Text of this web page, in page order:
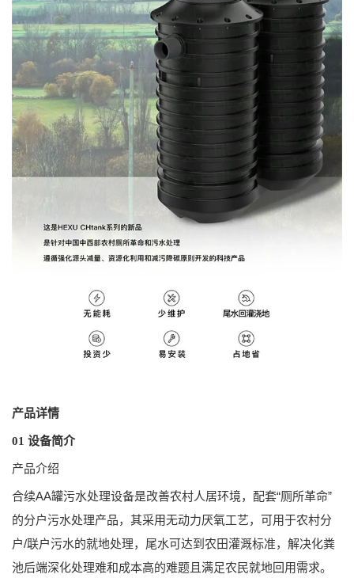
产品详情
01 设备简介
产品介绍
合续AA罐污水处理设备是改善农村人居环境，配套“厕所革命”
的分户污水处理产品，其采用无动力厌氧工艺，可用于农村分
户/联户污水的就地处理，尾水可达到农田灌溉标准，解决化粪
池后端深化处理难和成本高的难题且满足农民就地回用需求。